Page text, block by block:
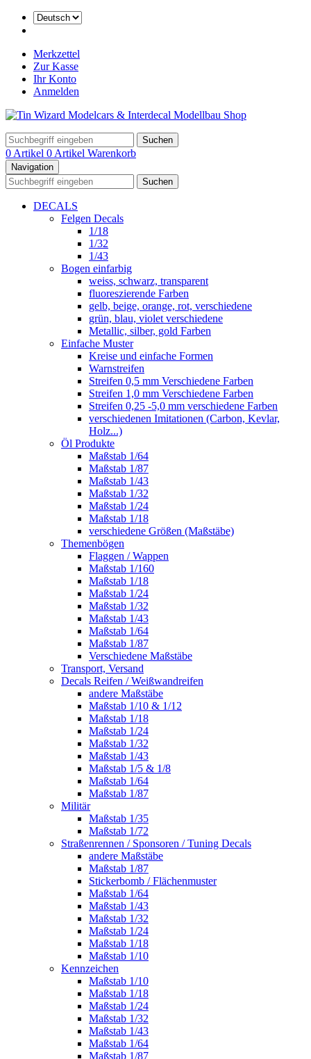
Merkzettel
Zur Kasse
Ihr Konto
Anmelden
Suchen
0 Artikel 0 Artikel Warenkorb
Navigation
Suchen
DECALS
Felgen Decals
1/18
1/32
1/43
Bogen einfarbig
weiss, schwarz, transparent
fluoreszierende Farben
gelb, beige, orange, rot, verschiedene
grün, blau, violet verschiedene
Metallic, silber, gold Farben
Einfache Muster
Kreise und einfache Formen
Warnstreifen
Streifen 0,5 mm Verschiedene Farben
Streifen 1,0 mm Verschiedene Farben
Streifen 0,25 -5,0 mm verschiedene Farben
verschiedenen Imitationen (Carbon, Kevlar,
Holz...)
Öl Produkte
Maßstab 1/64
Maßstab 1/87
Maßstab 1/43
Maßstab 1/32
Maßstab 1/24
Maßstab 1/18
verschiedene Größen (Maßstäbe)
Themenbögen
Flaggen / Wappen
Maßstab 1/160
Maßstab 1/18
Maßstab 1/24
Maßstab 1/32
Maßstab 1/43
Maßstab 1/64
Maßstab 1/87
Verschiedene Maßstäbe
Transport, Versand
Decals Reifen / Weißwandreifen
andere Maßstäbe
Maßstab 1/10 & 1/12
Maßstab 1/18
Maßstab 1/24
Maßstab 1/32
Maßstab 1/43
Maßstab 1/5 & 1/8
Maßstab 1/64
Maßstab 1/87
Militär
Maßstab 1/35
Maßstab 1/72
Straßenrennen / Sponsoren / Tuning Decals
andere Maßstäbe
Maßstab 1/87
Stickerbomb / Flächenmuster
Maßstab 1/64
Maßstab 1/43
Maßstab 1/32
Maßstab 1/24
Maßstab 1/18
Maßstab 1/10
Kennzeichen
Maßstab 1/10
Maßstab 1/18
Maßstab 1/24
Maßstab 1/32
Maßstab 1/43
Maßstab 1/64
Maßstab 1/87